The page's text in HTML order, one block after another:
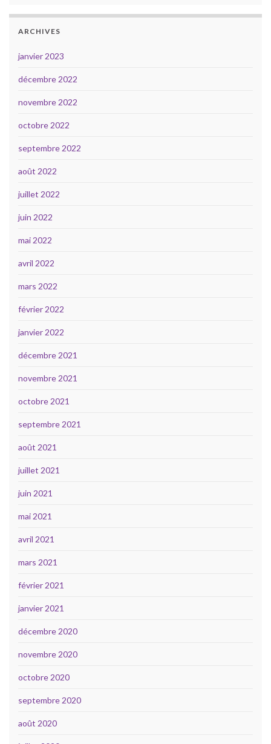
ARCHIVES
janvier 2023
décembre 2022
novembre 2022
octobre 2022
septembre 2022
août 2022
juillet 2022
juin 2022
mai 2022
avril 2022
mars 2022
février 2022
janvier 2022
décembre 2021
novembre 2021
octobre 2021
septembre 2021
août 2021
juillet 2021
juin 2021
mai 2021
avril 2021
mars 2021
février 2021
janvier 2021
décembre 2020
novembre 2020
octobre 2020
septembre 2020
août 2020